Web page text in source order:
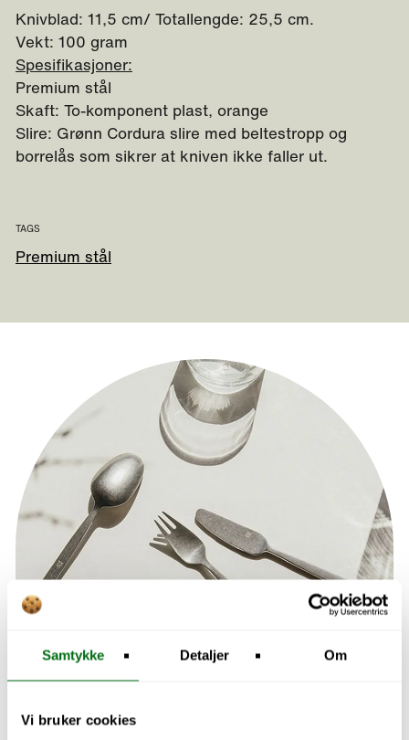
Samtykke Detaljer Om
Vi bruker cookies
Knivblad: 11,5 cm/ Totallengde: 25,5 cm.
Vekt: 100 gram
Spesifikasjoner:
Premium stål
Skaft: To-komponent plast, orange
Slire: Grønn Cordura slire med beltestropp og
borrelås som sikrer at kniven ikke faller ut.
TAGS
Premium stål